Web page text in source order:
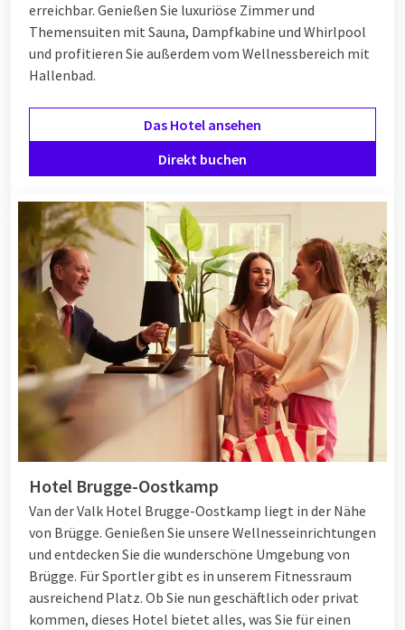
erreichbar. Genießen Sie luxuriöse Zimmer und
Themensuiten mit Sauna, Dampfkabine und Whirlpool
und profitieren Sie außerdem vom Wellnessbereich mit
Hallenbad.
Das Hotel ansehen
Direkt buchen
Hotel Brugge-Oostkamp
Van der Valk Hotel Brugge-Oostkamp liegt in der Nähe
von Brügge. Genießen Sie unsere Wellnesseinrichtungen
und entdecken Sie die wunderschöne Umgebung von
Brügge. Für Sportler gibt es in unserem Fitnessraum
ausreichend Platz. Ob Sie nun geschäftlich oder privat
kommen, dieses Hotel bietet alles, was Sie für einen